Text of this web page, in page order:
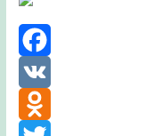
Facebook
VK